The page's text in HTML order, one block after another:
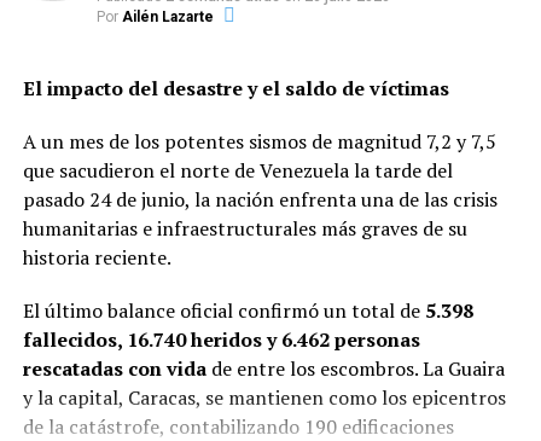
Sin embargo, el clima continúa siendo altamente volátil.
enfrentamientos regionales y la fragmentación política
complejo y de resultado incierto.
La crisis actual representa uno de los momentos de
mayor fragilidad geopolítica del año y mantiene bajo
seguimiento permanente a organismos internacionales,
Además del impacto militar y diplomático, la tensión en
Medio Oriente vuelve a exponer la vulnerabilidad del
sistema energético global frente a conflictos regionales
en zonas estratégicas.
Por Ailén Lazarte
El impacto del desastre y el saldo de víctimas
A un mes de los potentes sismos de magnitud 7,2 y 7,5
que sacudieron el norte de Venezuela la tarde del
pasado 24 de junio, la nación enfrenta una de las crisis
humanitarias e infraestructurales más graves de su
historia reciente.
El último balance oficial confirmó un total de 5.398
fallecidos, 16.740 heridos y 6.462 personas
rescatadas con vidade entre los escombros. La Guaira
y la capital, Caracas, se mantienen como los epicentros
de la catástrofe, contabilizando 190 edificaciones